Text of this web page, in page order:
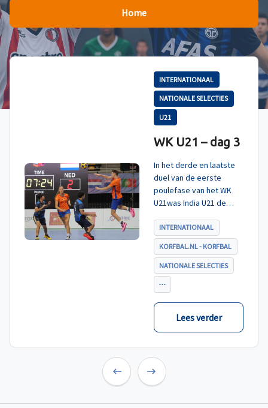
Home
INTERNATIONAAL
NATIONALE SELECTIES
U21
WK U21 – dag 3
In het derde en laatste
duel van de eerste
poulefase van het WK
U21was India U21 de
verwacht werd ook dit
duel met ruime cijfers
gewonnen en daarmee
eindigt Nederland U21
als koploper in poule A.
INTERNATIONAAL
KORFBAL.NL - KORFBAL
NATIONALE SELECTIES
Lees verder